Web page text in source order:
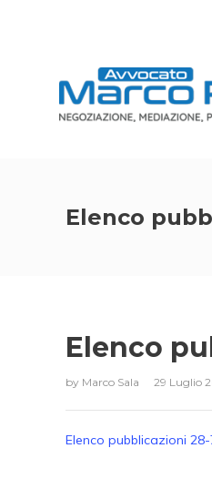
Elenco
Elenco
by Marco Sala 29 Luglio
Elenco pubblicazioni